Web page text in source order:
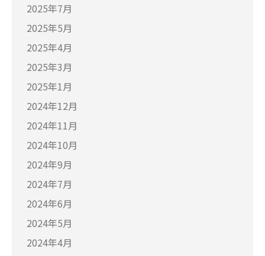
2025年7月
2025年5月
2025年4月
2025年3月
2025年1月
2024年12月
2024年11月
2024年10月
2024年9月
2024年7月
2024年6月
2024年5月
2024年4月